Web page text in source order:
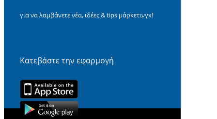
για να λαμβάνετε νέα, ιδέες & tips μάρκετινγκ!
Κατεβάστε την εφαρμογή